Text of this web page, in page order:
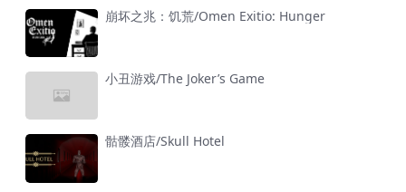
崩坏之兆：饥荒/Omen Exitio: Hunger
小丑游戏/The Joker’s Game
骷髅酒店/Skull Hotel